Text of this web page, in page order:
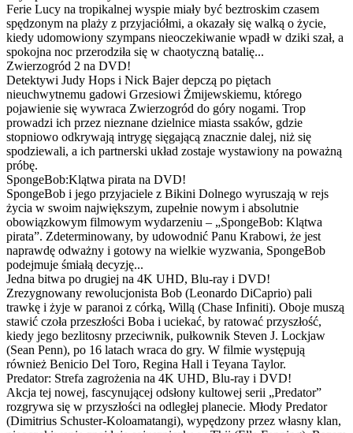
Ferie Lucy na tropikalnej wyspie miały być beztroskim czasem
spędzonym na plaży z przyjaciółmi, a okazały się walką o życie,
kiedy udomowiony szympans nieoczekiwanie wpadł w dziki szał, a
spokojna noc przerodziła się w chaotyczną batalię...
Zwierzogród 2 na DVD!
Detektywi Judy Hops i Nick Bajer depczą po piętach
nieuchwytnemu gadowi Grzesiowi Żmijewskiemu, którego
pojawienie się wywraca Zwierzogród do góry nogami. Trop
prowadzi ich przez nieznane dzielnice miasta ssaków, gdzie
stopniowo odkrywają intrygę sięgającą znacznie dalej, niż się
spodziewali, a ich partnerski układ zostaje wystawiony na poważną
próbę.
SpongeBob:Klątwa pirata na DVD!
SpongeBob i jego przyjaciele z Bikini Dolnego wyruszają w rejs
życia w swoim największym, zupełnie nowym i absolutnie
obowiązkowym filmowym wydarzeniu – „SpongeBob: Klątwa
pirata”. Zdeterminowany, by udowodnić Panu Krabowi, że jest
naprawdę odważny i gotowy na wielkie wyzwania, SpongeBob
podejmuje śmiałą decyzję...
Jedna bitwa po drugiej na 4K UHD, Blu-ray i DVD!
Zrezygnowany rewolucjonista Bob (Leonardo DiCaprio) pali
trawkę i żyje w paranoi z córką, Willą (Chase Infiniti). Oboje muszą
stawić czoła przeszłości Boba i uciekać, by ratować przyszłość,
kiedy jego bezlitosny przeciwnik, pułkownik Steven J. Lockjaw
(Sean Penn), po 16 latach wraca do gry. W filmie występują
również Benicio Del Toro, Regina Hall i Teyana Taylor.
Predator: Strefa zagrożenia na 4K UHD, Blu-ray i DVD!
Akcja tej nowej, fascynującej odsłony kultowej serii „Predator”
rozgrywa się w przyszłości na odległej planecie. Młody Predator
(Dimitrius Schuster-Koloamatangi), wypędzony przez własny klan,